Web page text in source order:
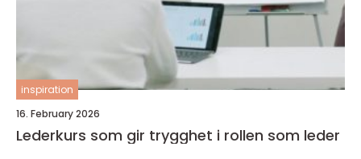
inspiration
16. February 2026
Lederkurs som gir trygghet i rollen som leder